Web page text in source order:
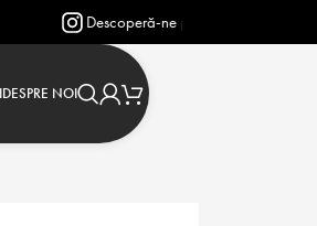
ne pe Instagram: @verighetejasmin
DESPRE NOI